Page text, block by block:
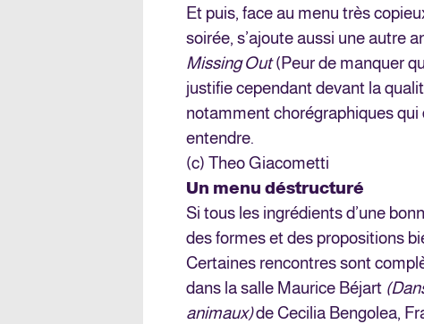
Et puis, face au menu très
soirée, s’ajoute aussi une autre
Missing Out(Peur de manquer
justifie cependant devant la
notamment chorégraphiques
entendre.
(c) Theo Giacometti
Un menu déstructuré
Si tous les ingrédients d’une
des formes et des propositions
Certaines rencontres sont
dans la salle Maurice Béjart
animaux)de Cecilia Bengolea,